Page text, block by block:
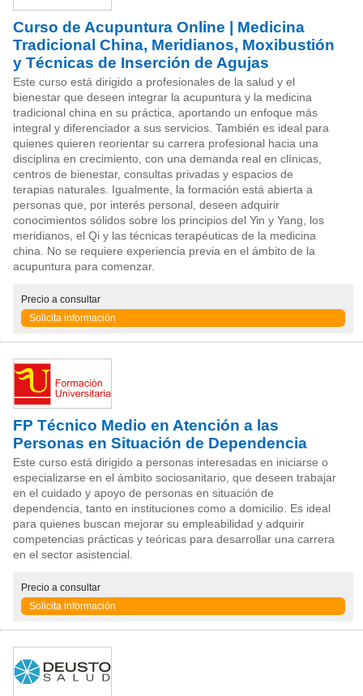
Curso de Acupuntura Online | Medicina
Tradicional China, Meridianos, Moxibustión
y Técnicas de Inserción de Agujas
Este curso está dirigido a profesionales de la salud y el
bienestar que deseen integrar la acupuntura y la medicina
tradicional china en su práctica, aportando un enfoque más
integral y diferenciador a sus servicios. También es ideal para
quienes quieren reorientar su carrera profesional hacia una
disciplina en crecimiento, con una demanda real en clínicas,
centros de bienestar, consultas privadas y espacios de
terapias naturales. Igualmente, la formación está abierta a
personas que, por interés personal, deseen adquirir
conocimientos sólidos sobre los principios del Yin y Yang, los
meridianos, el Qi y las técnicas terapéuticas de la medicina
china. No se requiere experiencia previa en el ámbito de la
acupuntura para comenzar.
Precio a consultar
Solicita información
FP Técnico Medio en Atención a las
Personas en Situación de Dependencia
Este curso está dirigido a personas interesadas en iniciarse o
especializarse en el ámbito sociosanitario, que deseen trabajar
en el cuidado y apoyo de personas en situación de
dependencia, tanto en instituciones como a domicilio. Es ideal
para quienes buscan mejorar su empleabilidad y adquirir
competencias prácticas y teóricas para desarrollar una carrera
en el sector asistencial.
Precio a consultar
Solicita información